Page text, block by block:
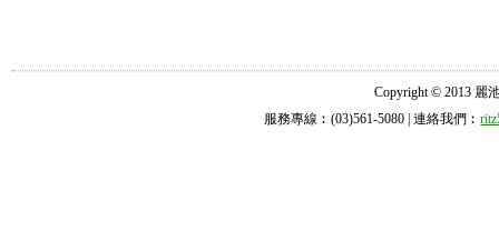
Copyright © 2013 麗
服務專線︰(03)561-5080 | 連絡我們︰